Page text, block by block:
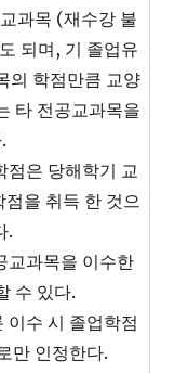
과목 (재수강 불
되며, 기 졸업유
의 학점만큼 교양
타 전공교과목을
은 당해학기 교
을 취득 한 것으
.
교과목을 이수한
수 있다.
수 시 졸업학점
만 인정한다.